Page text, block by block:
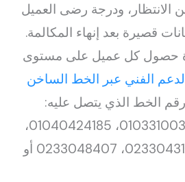
ودرجة رضى العميل
قصيرة بعد إنهاء المكالمة.
حصول كل عميل على مستوى
الفني عبر الخط الساخن
الخط الذي يتصل عليه:
01033100236، 01033100381، 01040424185،
01040424186، 0233043181، 0233048407 أو